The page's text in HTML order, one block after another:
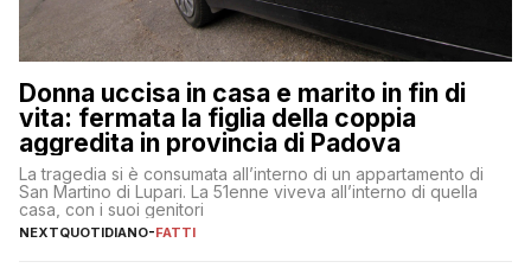
Donna uccisa in casa e marito in fin di
vita: fermata la figlia della coppia
aggredita in provincia di Padova
La tragedia si è consumata all’interno di un appartamento di
San Martino di Lupari. La 51enne viveva all’interno di quella
casa, con i suoi genitori
NEXTQUOTIDIANO-FATTI